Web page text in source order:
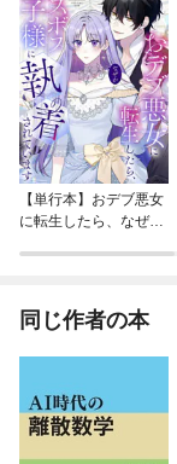
【単行本】おデブ悪女
に転生したら、なぜか
同じ作者の本